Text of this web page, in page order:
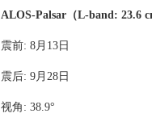
ALOS-Palsar （L-band: 23.6
震前: 8月13日
震后: 9月28日
视角: 38.9°